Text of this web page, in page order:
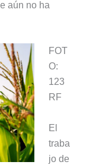
aún no ha
FOT
O:
123
RF
El
traba
jo de